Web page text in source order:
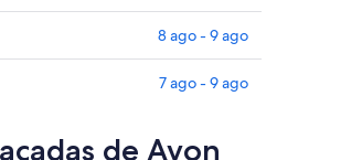
8 ago - 9 ago
7 ago - 9 ago
de Avon